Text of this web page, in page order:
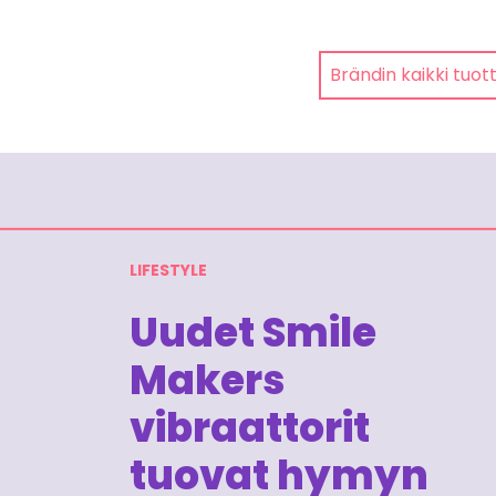
Brändin kaikki
LIFESTYLE
Uudet Smile
Makers
vibraattorit
tuovat hymyn